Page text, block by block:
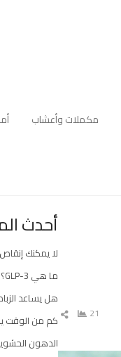
مكملات وأعشاب
21
شارك
المقال
أحدث
لا يمكنك
ما هي GLP-3؟
هل يساعد
كم من الوقت
الدهون